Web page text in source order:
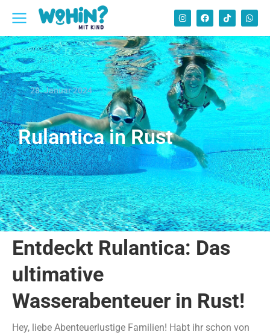
28. Januar 2024
Rulantica in Rust
Entdeckt Rulantica: Das
ultimative
Wasserabenteuer in Rust!
Hey, liebe Abenteuerlustige Familien! Habt ihr schon von